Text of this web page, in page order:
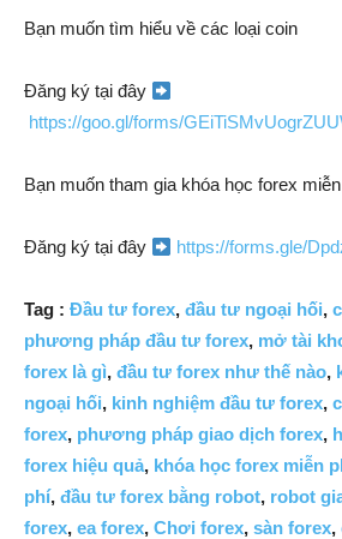
Bạn muốn tìm hiểu về các loại coin
Đăng ký tại đây
https://goo.gl/forms/
Bạn muốn tham gia khóa học forex
Đăng ký tại đây https://forms.gle/
Tag : Đầu tư forex, đầu tư ngoại hối,
phương pháp đầu tư forex, mở tài
forex là gì, đầu tư forex như thế nào,
ngoại hối, kinh nghiệm đầu tư forex,
forex, phương pháp giao dịch forex,
forex hiệu quả, khóa học forex miễn
phí, đầu tư forex bằng robot, robot
forex, ea forex, Chơi forex, sàn forex,